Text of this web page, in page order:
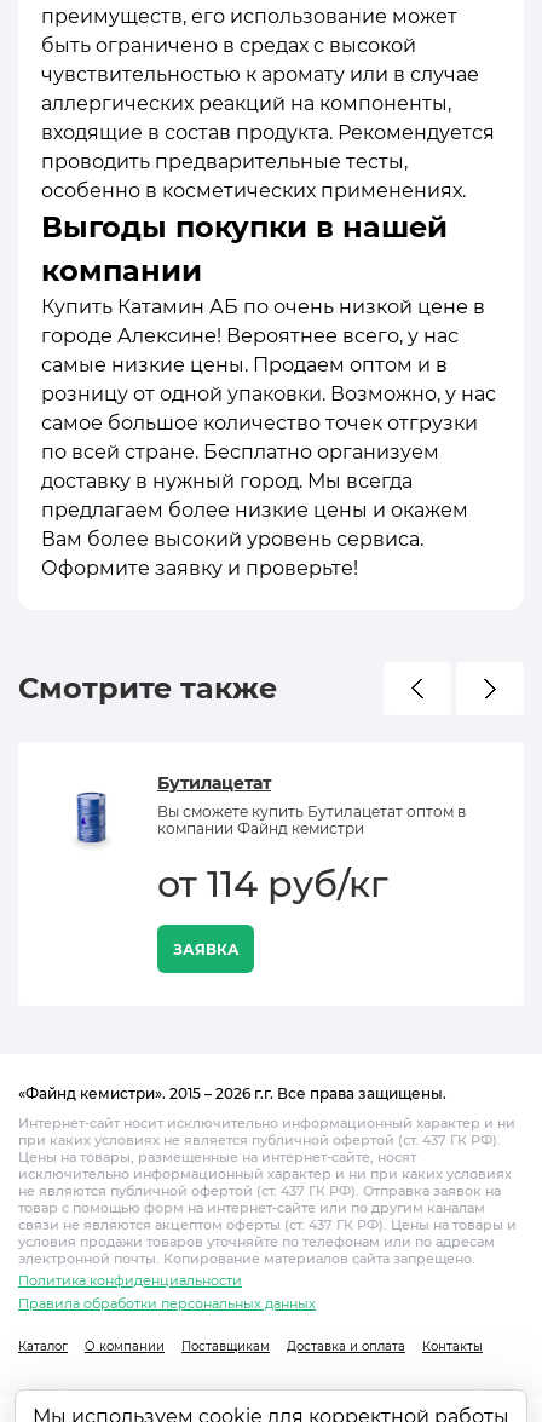
преимуществ, его использование может
быть ограничено в средах с высокой
чувствительностью к аромату или в случае
аллергических реакций на компоненты,
входящие в состав продукта. Рекомендуется
проводить предварительные тесты,
особенно в косметических применениях.
Выгоды покупки в нашей
компании
Купить Катамин АБ по очень низкой цене в
городе Алексине! Вероятнее всего, у нас
самые низкие цены. Продаем оптом и в
розницу от одной упаковки. Возможно, у нас
самое большое количество точек отгрузки
по всей стране. Бесплатно организуем
доставку в нужный город. Мы всегда
предлагаем более низкие цены и окажем
Вам более высокий уровень сервиса.
Оформите заявку и проверьте!
Смотрите также
Бутилацетат
Вы сможете купить Бутилацетат оптом в
компании Файнд кемистри
от 114 руб/кг
ЗАЯВКА
«Файнд кемистри». 2015 – 2026 г.г. Все права защищены.
Интернет-сайт носит исключительно информационный характер и ни
при каких условиях не является публичной офертой (ст. 437 ГК РФ).
Цены на товары, размещенные на интернет-сайте, носят
исключительно информационный характер и ни при каких условиях
не являются публичной офертой (ст. 437 ГК РФ). Отправка заявок на
товар с помощью форм на интернет-сайте или по другим каналам
связи не являются акцептом оферты (ст. 437 ГК РФ). Цены на товары и
условия продажи товаров уточняйте по телефонам или по адресам
электронной почты. Копирование материалов сайта запрещено.
Политика конфиденциальности
Правила обработки персональных данных
Каталог О компании Поставщикам Доставка и оплата Контакты
Мы используем cookie для корректной работы